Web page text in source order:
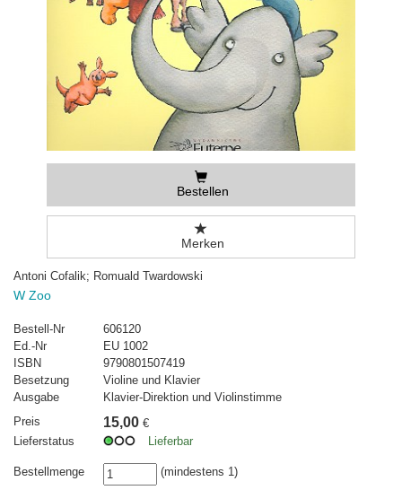
Bestellen
Merken
Antoni Cofalik; Romuald Twardowski
W Zoo
Bestell-Nr
606120
Ed.-Nr
EU 1002
ISBN
9790801507419
Besetzung
Violine und Klavier
Ausgabe
Klavier-Direktion und Violinstimme
Preis
15,00 €
Lieferstatus
Lieferbar
Bestellmenge (mindestens 1)